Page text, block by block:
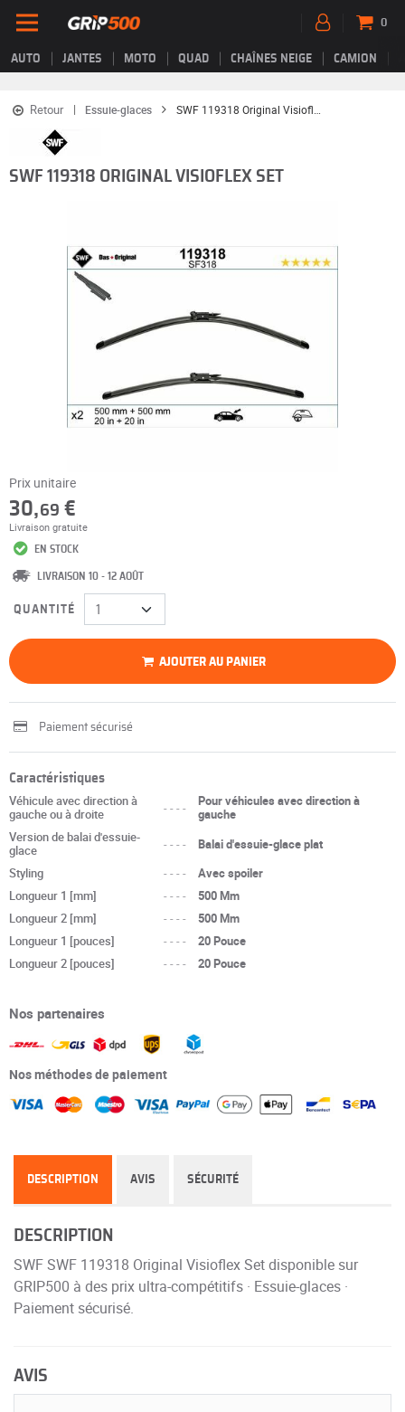
AUTO JANTES MOTO QUAD CHAÎNES NEIGE CAMION
0
Retour Essuie-glaces
SWF 119318 ORIGINAL VISIOFLEX SET
Prix unitaire
30,69 €
Livraison gratuite
EN STOCK
LIVRAISON 10 - 12 AOÛT
QUANTITÉ
AJOUTER AU PANIER
Paiement sécurisé
Caractéristiques
Véhicule avec direction à
gauche ou à droite
----
Pour véhicules avec direction à
gauche
Version de balai d'essuie-
glace
----
Balai d'essuie-glace plat
Styling
----
Avec spoiler
Longueur 1 [mm]
----
500 Mm
Longueur 2 [mm]
----
500 Mm
Longueur 1 [pouces]
----
20 Pouce
Longueur 2 [pouces]
---- 20 Pouce
Nos partenaires
Nos méthodes de paiement
DESCRIPTION AVIS SÉCURITÉ
DESCRIPTION
SWF SWF 119318 Original Visioflex Set disponible sur
GRIP500 à des prix ultra-compétitifs · Essuie-glaces ·
Paiement sécurisé.
AVIS